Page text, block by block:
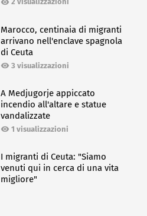
Marocco, centinaia di migranti
arrivano nell'enclave spagnola
di Ceuta
3 visualizzazioni
A Medjugorje appiccato
incendio all'altare e statue
vandalizzate
1 visualizzazioni
I migranti di Ceuta: "Siamo
venuti qui in cerca di una vita
migliore"